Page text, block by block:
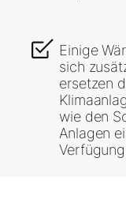
Einige
sich
ersetzen
wie den
Anlagen